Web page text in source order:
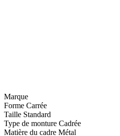
Marque
Forme Carrée
Taille Standard
Type de monture Cadrée
Matière du cadre Métal